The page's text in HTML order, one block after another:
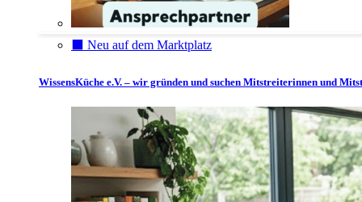
⬛️ Neu auf dem Marktplatz
WissensKüche e.V. – wir gründen und suchen Mitstreiterinnen und